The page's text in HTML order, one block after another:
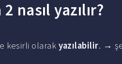
nasıl yazılır?
kesirli olarak yazılabilir. →